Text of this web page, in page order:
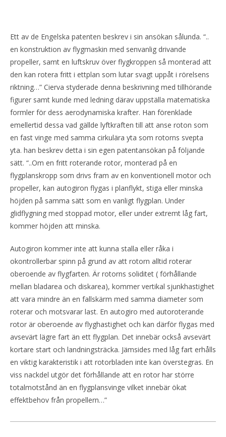
Ett av de Engelska patenten beskrev i sin ansökan sålunda. “..
en konstruktion av flygmaskin med senvanlig drivande
propeller, samt en luftskruv över flygkroppen så monterad att
den kan rotera fritt i ettplan som lutar svagt uppåt i rörelsens
riktning…” Cierva styderade denna beskrivning med tillhörande
figurer samt kunde med ledning därav uppställa matematiska
formler för dess aerodynamiska krafter. Han förenklade
emellertid dessa vad gällde lyftkraften till att anse roton som
en fast vinge med samma cirkulära yta som rotorns svepta
yta. han beskrev detta i sin egen patentansökan på följande
sätt. “..Om en fritt roterande rotor, monterad på en
flygplanskropp som drivs fram av en konventionell motor och
propeller, kan autogiron flygas i planflykt, stiga eller minska
höjden på samma sätt som en vanligt flygplan. Under
glidflygning med stoppad motor, eller under extremt låg fart,
kommer höjden att minska.
Autogiron kommer inte att kunna stalla eller råka i
okontrollerbar spinn på grund av att rotorn alltid roterar
oberoende av flygfarten. Är rotorns soliditet ( förhållande
mellan bladarea och diskarea), kommer vertikal sjunkhastighet
att vara mindre än en fallskärm med samma diameter som
roterar och motsvarar last. En autogiro med autoroterande
rotor är oberoende av flyghastighet och kan därför flygas med
avsevärt lägre fart än ett flygplan. Det innebär också avsevärt
kortare start och landningsträcka. Jämsides med låg fart erhålls
en viktig karakteristik i att rotorbladen inte kan överstegras. En
viss nackdel utgör det förhållande att en rotor har större
totalmotstånd än en flygplansvinge vilket innebär ökat
effektbehov från propellern…”